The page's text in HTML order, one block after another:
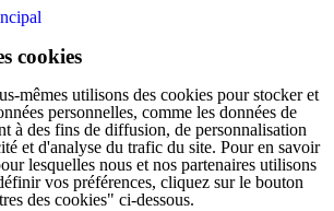
cookies
mêmes utilisons des cookies pour stocker et
personnelles, comme les données de
à des fins de diffusion, de personnalisation
et d'analyse du trafic du site. Pour en savoir
lesquelles nous et nos partenaires utilisons
vos préférences, cliquez sur le bouton
des cookies" ci-dessous.